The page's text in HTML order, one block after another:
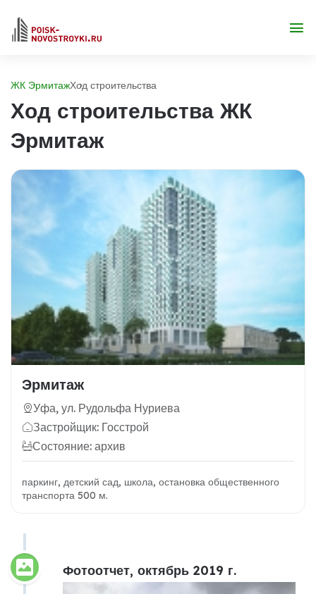
ЖК ЭрмитажХод строительства
Ход строительства ЖК
Эрмитаж
Эрмитаж
Уфа, ул. Рудольфа Нуриева
Застройщик: Госстрой
Состояние: архив
паркинг, детский сад, школа, остановка общественного
транспорта 500 м.
Фотоотчет, октябрь 2019 г.